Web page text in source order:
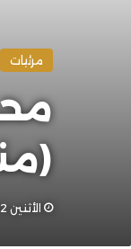
مرئيات
الأثنين 12 ربيع الأول 1443هـ 18-10-2021م